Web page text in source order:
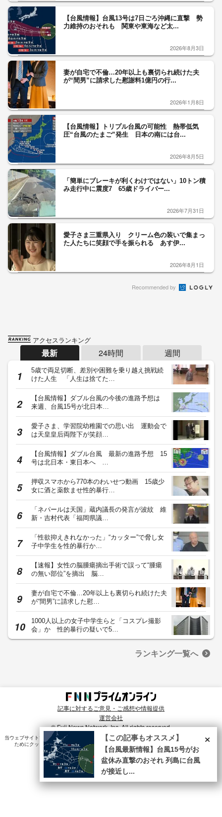
【台風情報】台風13号は7日ごろ沖縄に直撃 勢
力維持のおそれも 関東や東海など太...
2026年8月3日
妻が自宅で不倫…20年以上も裏切られ続けた夫
が“間男”に請求した慰謝料1億円の行...
2026年1月8日
【台風情報】トリプル台風の可能性 熱帯低気
圧“台風のたまご”発生 日本の南には台...
2026年8月5日
「簡単にブレーキが利くわけではない」10トン積
み走行中に震度7 65歳ドライバー...
2026年7月31日
愛子さま三重県入り クリーム色の装いで集まっ
た人たちに笑顔で手を振られる あす伊...
2026年8月1日
Recommended by
アクセスランキング
最新 24時間 週間
5歳で両足切断、差別や困難を乗り越え挑戦続
けた人生 「人生は捨てた…
【台風情報】ダブル台風の今後の進路予想は
来週、台風15号が北日本…
愛子さま、学習院幼稚園での思い出 運動会で
は天皇皇后両陛下が笑顔…
【台風情報】ダブル台風 最新の進路予想 15
号は北日本・東日本へ …
押収スマホから770本のわいせつ動画 15歳少
女に酒と薬飲ませ性的暴行…
「ネパールは天国」蔵内議長の発言が波紋 維
新・吉村代表「福岡県議…
「性欲抑えきれなかった」“カッター”で脅し女
子中学生を性的暴行か…
【速報】女性の脳腫瘍摘出手術で誤って“腫瘍
の無い部位”を摘出 脳…
妻が自宅で不倫…20年以上も裏切られ続けた夫
が“間男”に請求した慰…
1000人以上の女子中学生らと「コスプレ撮影
会」か 性的暴行の疑いで5…
ランキング一覧へ
記事に対するご意見・ご感想や情報提供
運営会社
© Fuji News Network, Inc. All rights reserved.
当ウェブサイトでは、ユーザのニーズ・興味・関⼼に合致したコンテンツや広告配信を提供する
ためにクッキーを使⽤しています。詳細は、
プライバシーポリシー をご確認ください。×
【この記事もオススメ】
【台風最新情報】台風15号がお
盆休み直撃のおそれ 列島に台風
が接近し...